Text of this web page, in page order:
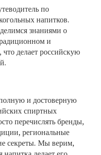
по
напитков.
знаниями о
и
делает российскую
и достоверную
спиртных
перечислять бренды,
региональные
секреты. Мы верим,